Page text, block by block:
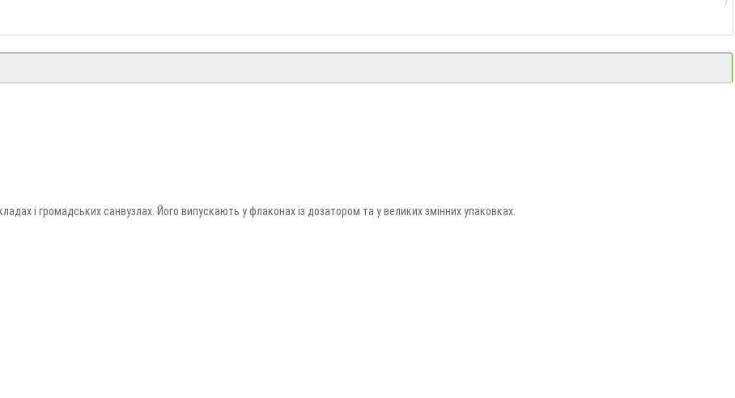
і громадських санвузлах. Його випускають у флаконах із дозатором та у великих змінних упаковках.
й особливості складу. Купити рідке мило можна в «Долина Мрій».